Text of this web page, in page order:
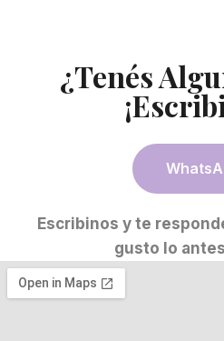
¿Tenés
Escribinos y te
gusto lo